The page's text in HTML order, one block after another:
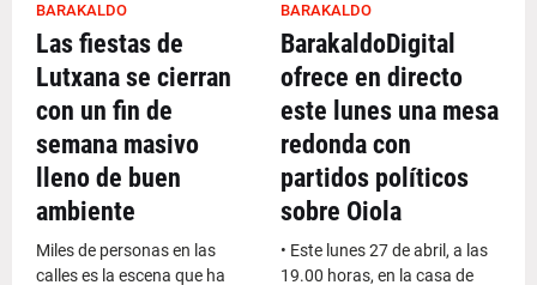
BARAKALDO
Las fiestas de
Lutxana se cierran
con un fin de
semana masivo
lleno de buen
ambiente
Miles de personas en las
calles es la escena que ha
BARAKALDO
BarakaldoDigital
ofrece en directo
este lunes una mesa
redonda con
partidos políticos
sobre Oiola
• Este lunes 27 de abril, a las
19.00 horas, en la casa de